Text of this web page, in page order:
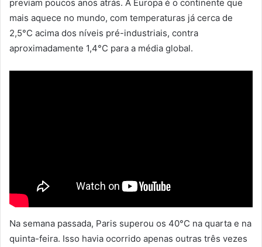
previam poucos anos atrás. A Europa é o continente que
mais aquece no mundo, com temperaturas já cerca de
2,5°C acima dos níveis pré-industriais, contra
aproximadamente 1,4°C para a média global.
Na semana passada, Paris superou os 40°C na quarta e na
quinta-feira. Isso havia ocorrido apenas outras três vezes